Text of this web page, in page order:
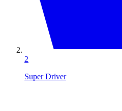
2
Super Driver